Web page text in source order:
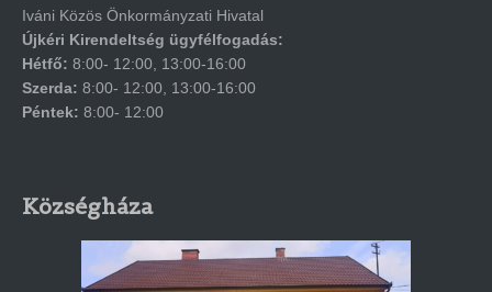
Iváni Közös Önkormányzati Hivatal
Újkéri Kirendeltség ügyfélfogadás:
Hétfő: 8:00- 12:00, 13:00-16:00
Szerda: 8:00- 12:00, 13:00-16:00
Péntek: 8:00- 12:00
Községháza